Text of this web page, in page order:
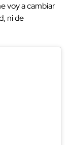
voy a cambiar
ni de